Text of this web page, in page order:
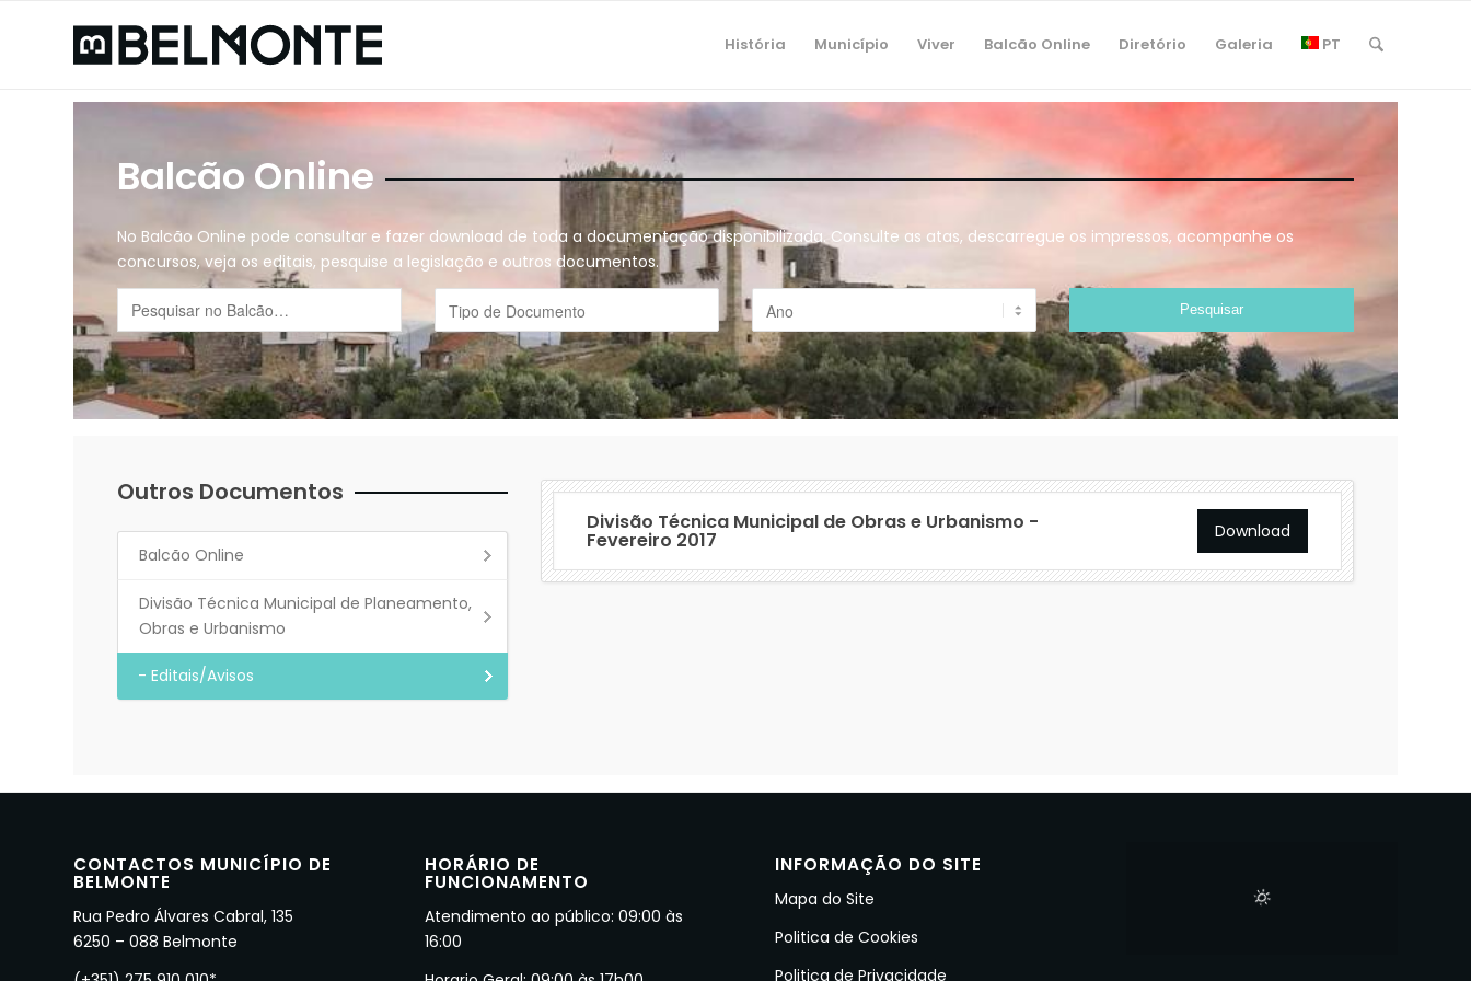
História Município Viver Balcão Online Diretório Galeria PT
Balcão Online
No Balcão Online pode consultar e fazer download de toda a documentação disponibilizada. Consulte as atas, descarregue os impressos, acompanhe os
concursos, veja os editais, pesquise a legislação e outros documentos.
Outros Documentos
Balcão Online
Divisão Técnica Municipal de Planeamento,
Obras e Urbanismo
- Editais/Avisos
Divisão Técnica Municipal de Obras e Urbanismo -
Fevereiro 2017 Download
CONTACTOS MUNICÍPIO DE
BELMONTE
Rua Pedro Álvares Cabral, 135
6250 – 088 Belmonte
HORÁRIO DE
FUNCIONAMENTO
Atendimento ao público: 09:00 às
16:00
INFORMAÇÃO DO SITE
Mapa do Site
Politica de Cookies
Politica de Privacidade